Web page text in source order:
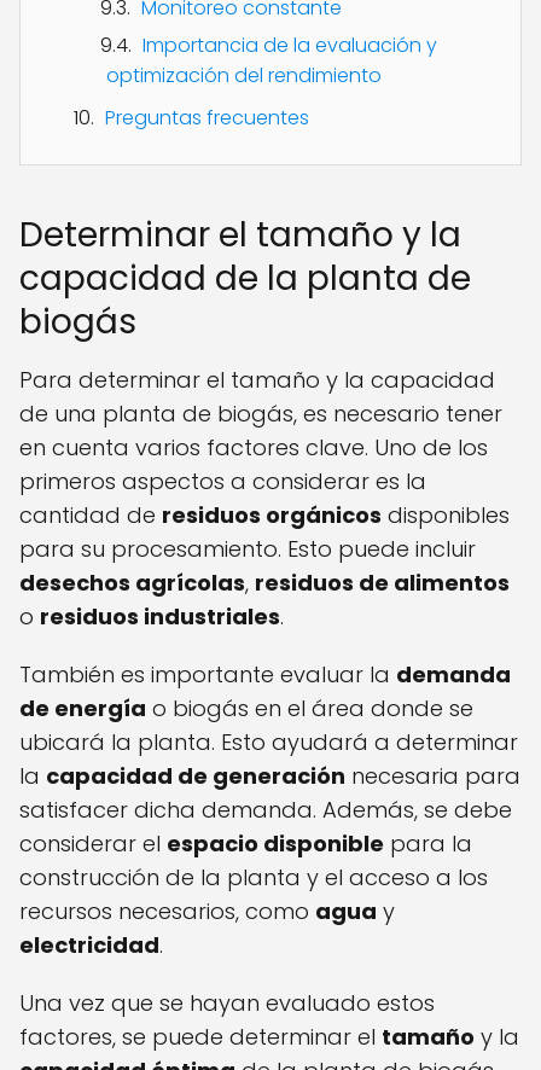
Monitoreo constante
Importancia de la evaluación y
optimización del rendimiento
Preguntas frecuentes
Determinar el tamaño y la
capacidad de la planta de
biogás
Para determinar el tamaño y la capacidad
de una planta de biogás, es necesario tener
en cuenta varios factores clave. Uno de los
primeros aspectos a considerar es la
cantidad de residuos orgánicos disponibles
para su procesamiento. Esto puede incluir
desechos agrícolas, residuos de alimentos
o residuos industriales.
También es importante evaluar la demanda
de energía o biogás en el área donde se
ubicará la planta. Esto ayudará a determinar
la capacidad de generación necesaria para
satisfacer dicha demanda. Además, se debe
considerar el espacio disponible para la
construcción de la planta y el acceso a los
recursos necesarios, como agua y
electricidad.
Una vez que se hayan evaluado estos
factores, se puede determinar el tamaño y la